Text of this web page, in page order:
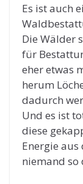
Es ist auch
Die Wälder
für
eher etwas
herum
dadurch
Und es ist
diese
Energie aus
niemand so